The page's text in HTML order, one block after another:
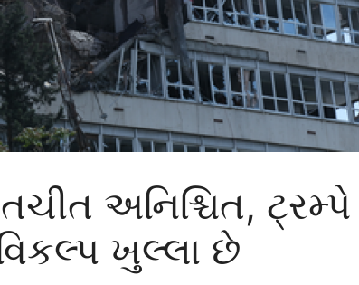
અનિશ્ચિત, ટ્રમ્પે
ખુલ્લા છે